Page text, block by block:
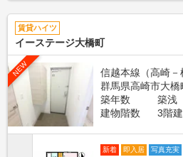
賃貸ハイツ
イーステージ大橋町
NEW
信越本線（高崎
群馬県高崎市大橋
築年数
築浅
建物階数
3階建
新着 即入居 写真充実